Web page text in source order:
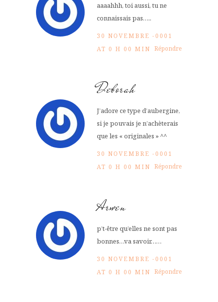
aaaahhh, toi aussi, tu ne
connaissais pas…..
30 NOVEMBRE -0001
AT 0 H 00 MIN Répondre
Deborah
J’adore ce type d’aubergine,
si je pouvais je n’achèterais
que les « originales » ^^
30 NOVEMBRE -0001
AT 0 H 00 MIN Répondre
Arwen
p’t-être qu’elles ne sont pas
bonnes…va savoir……
30 NOVEMBRE -0001
AT 0 H 00 MIN Répondre